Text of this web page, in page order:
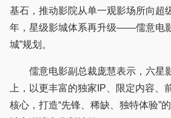
基石，推动影院从单一观影场所向超
年，星级影城体系再升级——儒意电
城”规划。
儒意电影副总裁庞慧表示，六星
上，以更丰富的独家IP、限定内容、
核心，打造“先锋、稀缺、独特体验”